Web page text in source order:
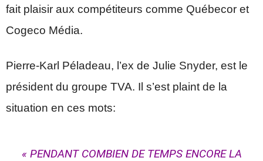
fait plaisir aux compétiteurs comme Québecor et
Cogeco Média.
Pierre-Karl Péladeau, l’ex de Julie Snyder, est le
président du groupe TVA. Il s’est plaint de la
situation en ces mots:
PENDANT COMBIEN DE TEMPS ENCORE LA